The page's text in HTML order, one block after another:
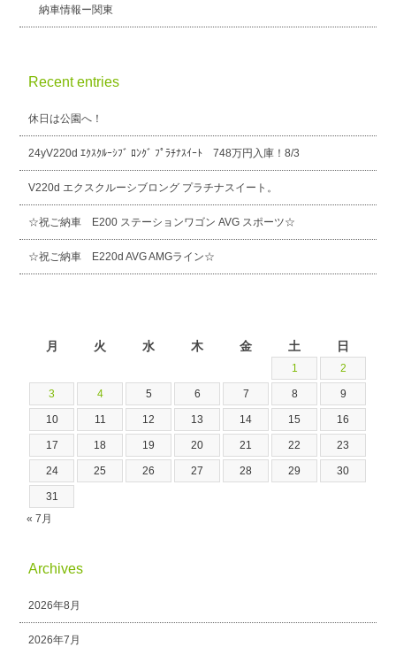
納車情報ー関東
Recent entries
休日は公園へ！
24yV220d ｴｸｽｸﾙｰｼﾌﾞ ﾛﾝｸﾞ ﾌﾟﾗﾁﾅｽｲｰﾄ 748万円入庫！8/3
V220d エクスクルーシブロング プラチナスイート。
☆祝ご納車 E200 ステーションワゴン AVG スポーツ☆
☆祝ご納車 E220d AVG AMGライン☆
月 火 水 木 金 土 日
1 2
3 4 5 6 7 8 9
10 11 12 13 14 15 16
17 18 19 20 21 22 23
24 25 26 27 28 29 30
31
« 7月
Archives
2026年8月
2026年7月